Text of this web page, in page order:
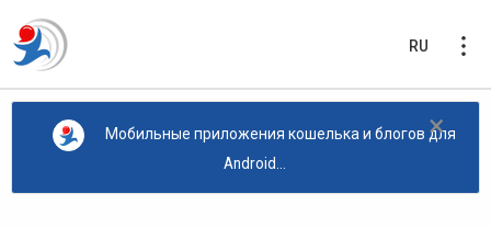
RU
×
Мобильные приложения кошелька и блогов для
Android...